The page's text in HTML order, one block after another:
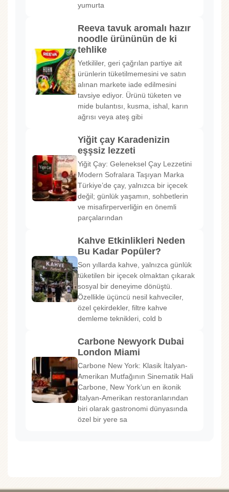
yumurta
Reeva tavuk aromalı hazır
noodle ürününün de ki
tehlike
Yetkililer, geri çağrılan partiye ait
ürünlerin tüketilmemesini ve satın
alınan markete iade edilmesini
tavsiye ediyor. Ürünü tüketen ve
mide bulantısı, kusma, ishal, karın
ağrısı veya ateş gibi
Yiğit çay Karadenizin
eşşsiz lezzeti
Yiğit Çay: Geleneksel Çay Lezzetini
Modern Sofralara Taşıyan Marka
Türkiye’de çay, yalnızca bir içecek
değil; günlük yaşamın, sohbetlerin
ve misafirperverliğin en önemli
parçalarından
Kahve Etkinlikleri Neden
Bu Kadar Popüler?
Son yıllarda kahve, yalnızca günlük
tüketilen bir içecek olmaktan çıkarak
sosyal bir deneyime dönüştü.
Özellikle üçüncü nesil kahveciler,
özel çekirdekler, filtre kahve
demleme teknikleri, cold b
Carbone Newyork Dubai
London Miami
Carbone New York: Klasik İtalyan-
Amerikan Mutfağının Sinematik Hali
Carbone, New York’un en ikonik
İtalyan-Amerikan restoranlarından
biri olarak gastronomi dünyasında
özel bir yere sa